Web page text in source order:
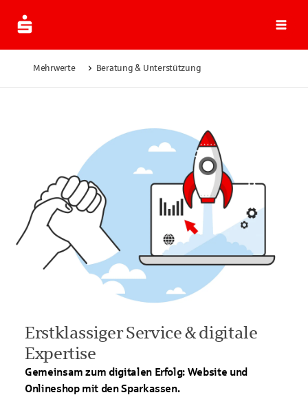
Mehrwerte Beratung & Unterstützung
Erstklassiger Service & digitale
Expertise
Gemeinsam zum digitalen Erfolg: Website und
Onlineshop mit den Sparkassen.